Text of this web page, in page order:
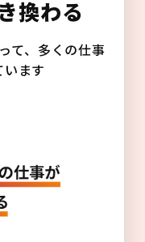
換わる
て、多くの仕事
います